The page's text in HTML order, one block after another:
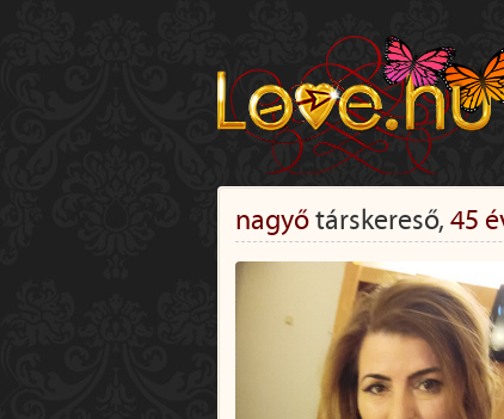
nagyőtárskereső, 45